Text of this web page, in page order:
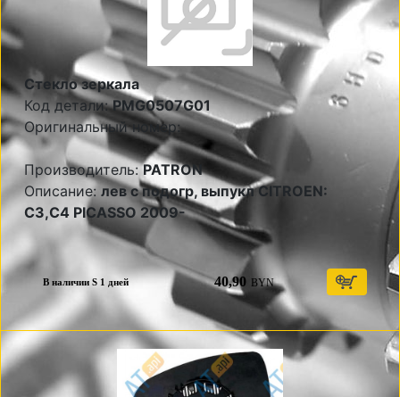
Стекло зеркала
Код детали:PMG0507G01
Оригинальный номер:
Производитель:PATRON
Описание: лев с подогр, выпукл CITROEN:
C3,C4 PICASSO 2009-
В наличии S 1 дней 40,90 BYN